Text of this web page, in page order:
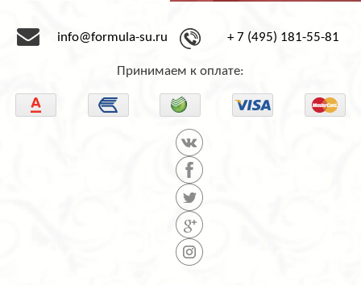
info@formula-su.ru + 7 (495) 181-55-81
Принимаем к оплате: